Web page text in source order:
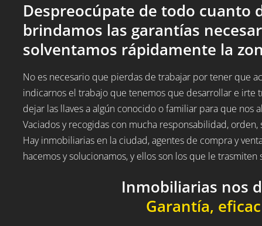
Despreocúpate de todo cuanto
brindamos las garantías
solventamos rápidamente la
No es necesario que pierdas de trabajar por tener que
indicarnos el trabajo que tenemos que desarrollar e irte
dejar las llaves a algún conocido o familiar para que nos
Vaciados y recogidas con mucha responsabilidad,
Hay inmobiliarias en la ciudad, agentes de compra y
hacemos y solucionamos, y ellos son los que le
Inmobiliarias nos
Garantía,